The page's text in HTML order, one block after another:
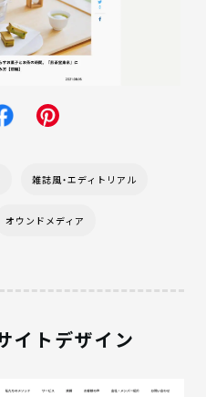
雑誌風・エディトリアル
オウンドメディア
イトデザイン